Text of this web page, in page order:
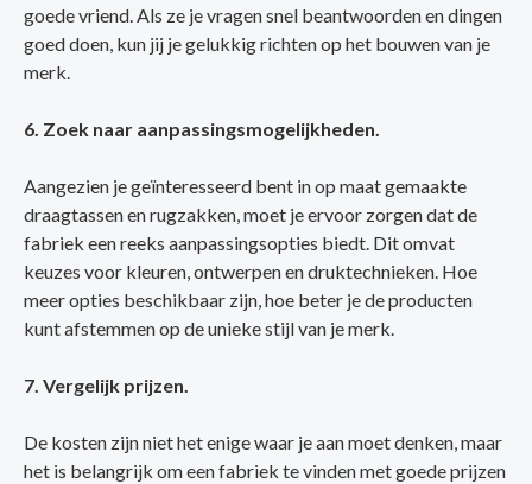
goede vriend. Als ze je vragen snel beantwoorden en dingen
goed doen, kun jij je gelukkig richten op het bouwen van je
merk.
6. Zoek naar aanpassingsmogelijkheden.
Aangezien je geïnteresseerd bent in op maat gemaakte
draagtassen en rugzakken, moet je ervoor zorgen dat de
fabriek een reeks aanpassingsopties biedt. Dit omvat
keuzes voor kleuren, ontwerpen en druktechnieken. Hoe
meer opties beschikbaar zijn, hoe beter je de producten
kunt afstemmen op de unieke stijl van je merk.
7. Vergelijk prijzen.
De kosten zijn niet het enige waar je aan moet denken, maar
het is belangrijk om een fabriek te vinden met goede prijzen